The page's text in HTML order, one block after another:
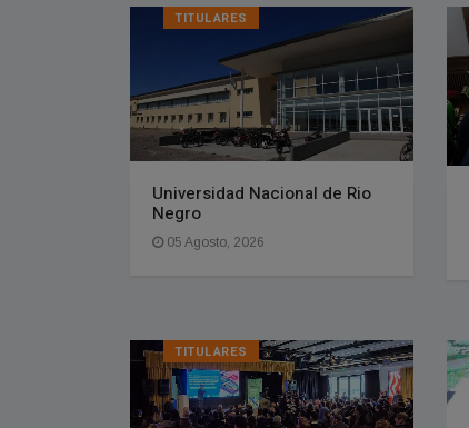
TITULARES
Universidad Nacional de Rio
Negro
05 Agosto, 2026
TITULARES